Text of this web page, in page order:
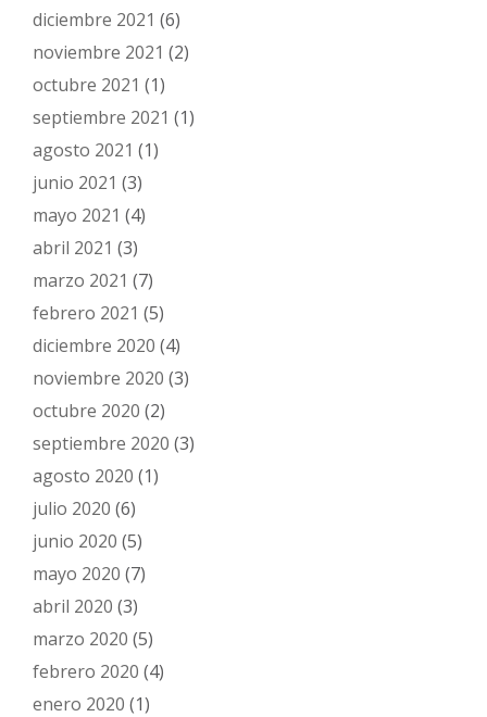
diciembre 2021 (6)
noviembre 2021 (2)
octubre 2021 (1)
septiembre 2021 (1)
agosto 2021 (1)
junio 2021 (3)
mayo 2021 (4)
abril 2021 (3)
marzo 2021 (7)
febrero 2021 (5)
diciembre 2020 (4)
noviembre 2020 (3)
octubre 2020 (2)
septiembre 2020 (3)
agosto 2020 (1)
julio 2020 (6)
junio 2020 (5)
mayo 2020 (7)
abril 2020 (3)
marzo 2020 (5)
febrero 2020 (4)
enero 2020 (1)